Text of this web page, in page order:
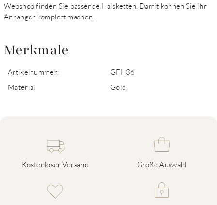
Webshop finden Sie passende Halsketten. Damit können Sie Ihr
Anhänger komplett machen.
Merkmale
Artikelnummer:
GFH36
Material
Gold
Kostenloser Versand Große Auswahl